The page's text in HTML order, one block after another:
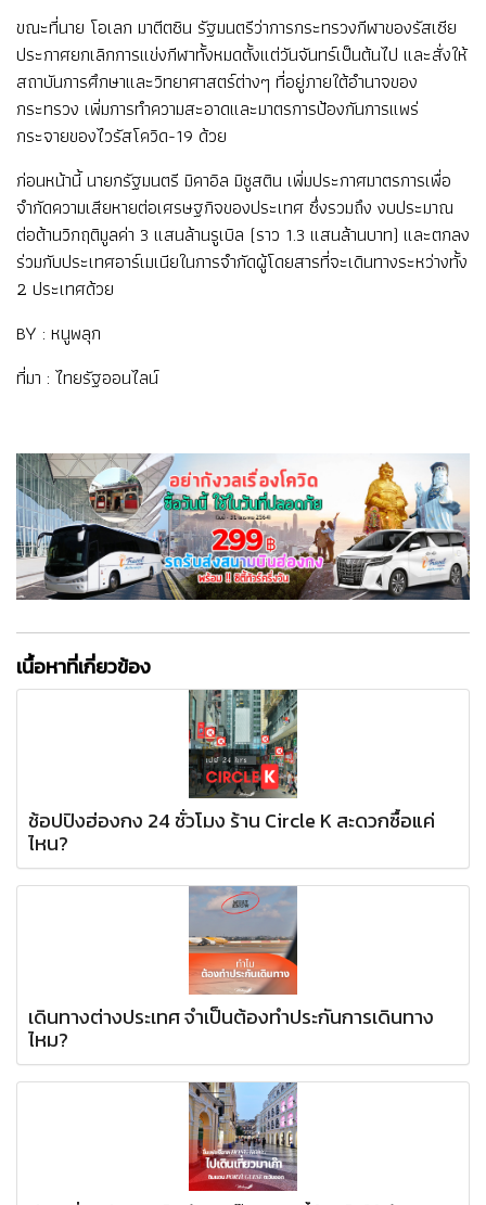
ขณะที่นาย โอเลก มาตีตซิน รัฐมนตรีว่าการกระทรวงกีฬาของรัสเซีย
ประกาศยกเลิกการแข่งกีฬาทั้งหมดตั้งแต่วันจันทร์เป็นต้นไป และสั่งให้
สถาบันการศึกษาและวิทยาศาสตร์ต่างๆ ที่อยู่ภายใต้อำนาจของ
กระทรวง เพิ่มการทำความสะอาดและมาตรการป้องกันการแพร่
กระจายของไวรัสโควิด-19 ด้วย
ก่อนหน้านี้ นายกรัฐมนตรี มิคาอิล มิชูสติน เพิ่มประกาศมาตรการเพื่อ
จำกัดความเสียหายต่อเศรษฐกิจของประเทศ ซึ่งรวมถึง งบประมาณ
ต่อต้านวิกฤติมูลค่า 3 แสนล้านรูเบิล (ราว 1.3 แสนล้านบาท) และตกลง
ร่วมกับประเทศอาร์เมเนียในการจำกัดผู้โดยสารที่จะเดินทางระหว่างทั้ง
2 ประเทศด้วย
BY : หนูพลุก
ที่มา : ไทยรัฐออนไลน์
เนื้อหาที่เกี่ยวข้อง
ช้อปปิงฮ่องกง 24 ชั่วโมง ร้าน Circle K สะดวกซื้อแค่
ไหน?
เดินทางต่างประเทศ จำเป็นต้องทำประกันการเดินทาง
ไหม?